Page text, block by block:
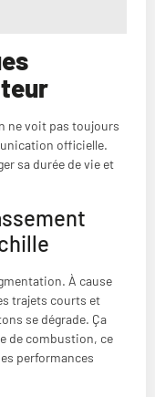
ne voit pas toujours
officielle.
sa durée de vie et
À cause
trajets courts et
se dégrade. Ça
de combustion, ce
performances